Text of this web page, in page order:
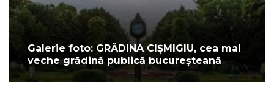
Galerie foto: GRĂDINA CIȘMIGIU, cea mai
veche grădină publică bucureșteană